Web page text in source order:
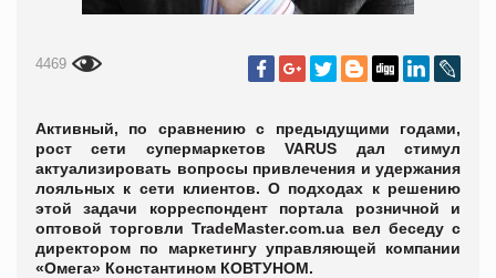
4469
Активный, по сравнению с предыдущими годами,
рост сети супермаркетов VARUS дал стимул
актуализировать вопросы привлечения и удержания
лояльных к сети клиентов. О подходах к решению
этой задачи корреспондент портала розничной и
оптовой торговли TradeMaster.com.ua вел беседу с
директором по маркетингу управляющей компании
«Омега» Константином КОВТУНОМ.